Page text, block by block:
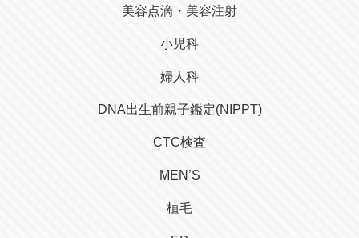
美容点滴・美容注射
小児科
婦人科
DNA出生前親子鑑定(NIPPT)
CTC検査
MEN’S
植毛